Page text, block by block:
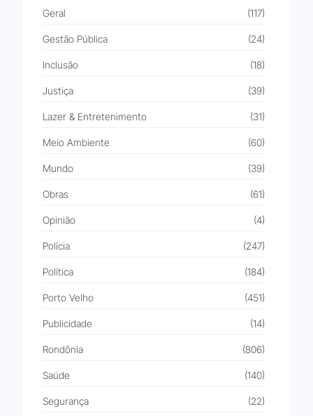
Geral (117)
Gestão Pública (24)
Inclusão (18)
Justiça (39)
Lazer & Entretenimento (31)
Meio Ambiente (60)
Mundo (39)
Obras (61)
Opinião (4)
Polícia (247)
Política (184)
Porto Velho (451)
Publicidade (14)
Rondônia (806)
Saúde (140)
Segurança (22)